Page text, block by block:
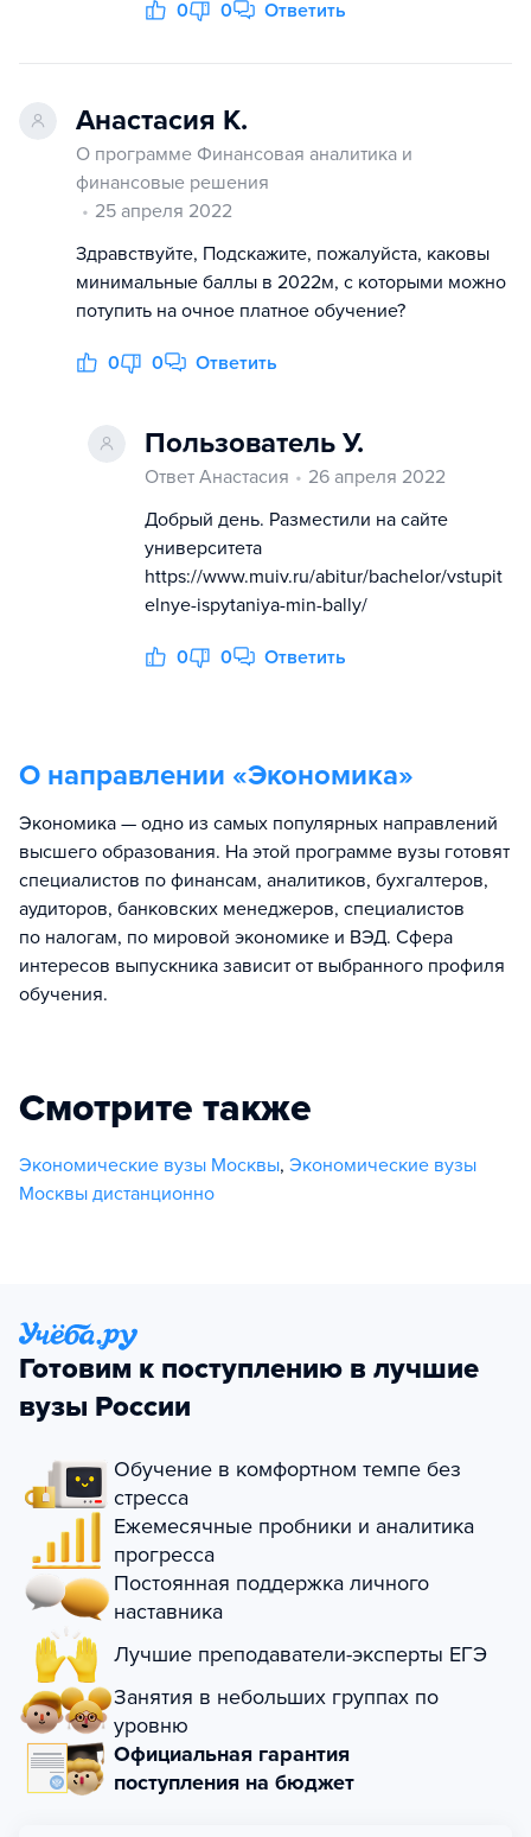
0 0 Ответить
Анастасия К.
О программе Финансовая аналитика и
финансовые решения
25 апреля 2022
Здравствуйте, Подскажите, пожалуйста, каковы
минимальные баллы в 2022м, с которыми можно
потупить на очное платное обучение?
0 0 Ответить
Пользователь У.
Ответ Анастасия
26 апреля 2022
Добрый день. Разместили на сайте
университета
https://www.muiv.ru/abitur/bachelor/vstupit
elnye-ispytaniya-min-bally/
0 0 Ответить
О направлении «Экономика»
Экономика — одно из самых популярных направлений
высшего образования. На этой программе вузы готовят
специалистов по финансам, аналитиков, бухгалтеров,
аудиторов, банковских менеджеров, специалистов
по налогам, по мировой экономике и ВЭД. Сфера
интересов выпускника зависит от выбранного профиля
обучения.
Смотрите также
Экономические вузы Москвы, Экономические вузы
Москвы дистанционно
Готовим к поступлению в лучшие
вузы России
Обучение в комфортном темпе без
стресса
Ежемесячные пробники и аналитика
прогресса
Постоянная поддержка личного
наставника
Лучшие преподаватели-эксперты ЕГЭ
Занятия в небольших группах по
уровню
Официальная гарантия
поступления на бюджет